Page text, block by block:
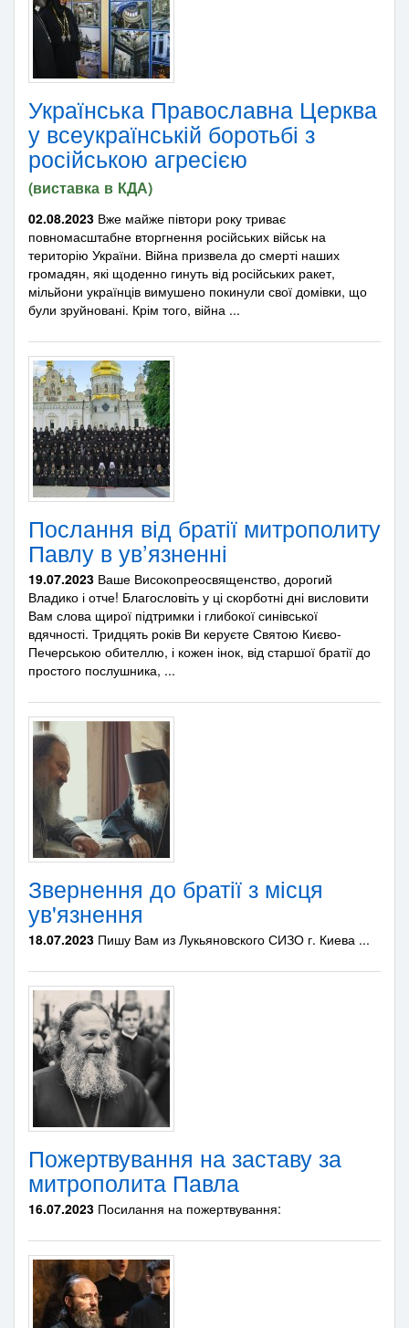
Українська Православна Церква
у всеукраїнській боротьбі з
російською агресією
(виставка в КДА)
02.08.2023 Вже майже півтори року триває
повномасштабне вторгнення російських військ на
територію України. Війна призвела до смерті наших
громадян, які щоденно гинуть від російських ракет,
мільйони українців вимушено покинули свої домівки, що
були зруйновані. Крім того, війна ...
Послання від братії митрополиту
Павлу в ув’язненні
19.07.2023 Ваше Високопреосвященство, дорогий
Владико і отче! Благословіть у ці скорботні дні висловити
Вам слова щирої підтримки і глибокої синівської
вдячності. Тридцять років Ви керуєте Святою Києво-
Печерською обителлю, і кожен інок, від старшої братії до
простого послушника, ...
Звернення до братії з місця
ув'язнення
18.07.2023 Пишу Вам из Лукьяновского СИЗО г. Киева ...
Пожертвування на заставу за
митрополита Павла
16.07.2023 Посилання на пожертвування: